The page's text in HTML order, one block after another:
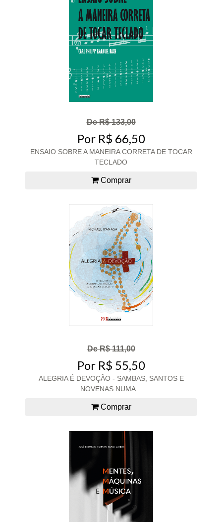
De R$ 133,00
Por R$ 66,50
ENSAIO SOBRE A MANEIRA CORRETA DE TOCAR
TECLADO
Comprar
De R$ 111,00
Por R$ 55,50
ALEGRIA É DEVOÇÃO - SAMBAS, SANTOS E
NOVENAS NUMA...
Comprar